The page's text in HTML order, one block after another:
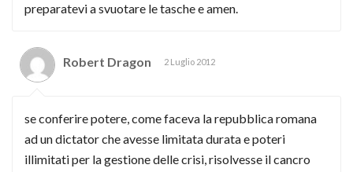
preparatevi a svuotare le tasche e amen.
Robert Dragon 2 Luglio 2012
se conferire potere, come faceva la repubblica romana
ad un dictator che avesse limitata durata e poteri
illimitati per la gestione delle crisi, risolvesse il cancro